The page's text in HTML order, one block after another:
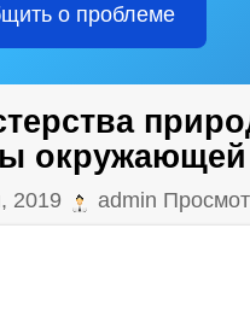
о проблеме
2019 admin